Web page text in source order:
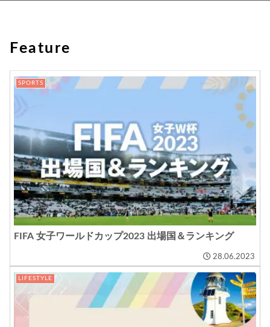
Feature
SPORTS
FIFA 女子ワールドカップ2023 出場国＆ランキング
28.06.2023
LIFESTYLE